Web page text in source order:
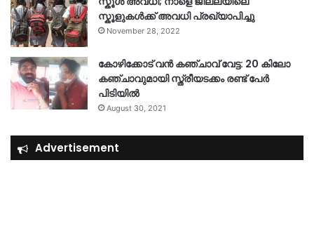
സ്കൂളുകൾക്ക് അവധി പ്രഖ്യാപിച്ചു
November 28, 2022
കോഴിക്കോട് വൻ കഞ്ചാവ് വേട്ട: 20 കിലോ
കഞ്ചാവുമായി സ്ത്രീയടക്കം രണ്ട് പേർ
പിടിയിൽ
August 30, 2021
Advertisement